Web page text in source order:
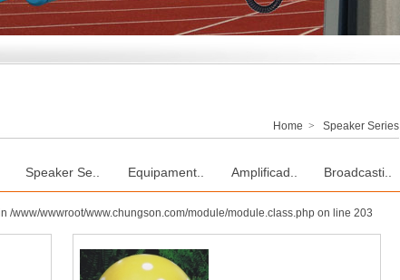
Home > Speaker Series
Speaker Se.. Equipament.. Amplificad.. Broadcasti..
/www/wwwroot/www.chungson.com/module/module.class.php on line 203